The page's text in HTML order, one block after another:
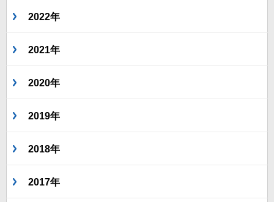
2022年
2021年
2020年
2019年
2018年
2017年